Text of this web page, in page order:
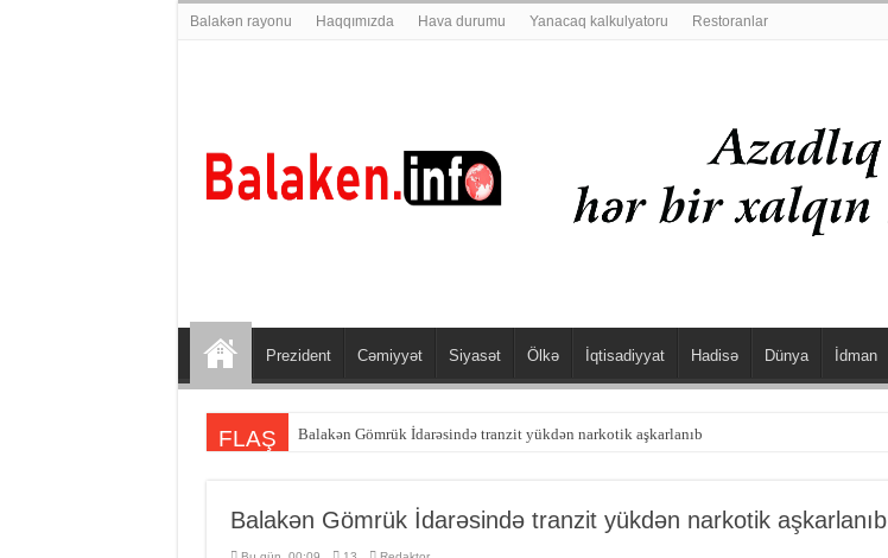
Balakən rayonu Haqqımızda Hava durumu Yanacaq kalkulyatoru Restoranlar
Prezident Cəmiyyət Siyasət Ölkə İqtisadiyyat Hadisə Dünya İdman
FLAŞ Balakən sakini Şəmkirdə qəzaya düşdü
Balakən Gömrük İdarəsində tranzit yükdən narkotik aşkarlanıb